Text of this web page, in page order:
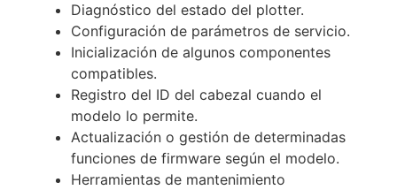
Diagnóstico del estado del plotter.
Configuración de parámetros de servicio.
Inicialización de algunos componentes
compatibles.
Registro del ID del cabezal cuando el
modelo lo permite.
Actualización o gestión de determinadas
funciones de firmware según el modelo.
Herramientas de mantenimiento